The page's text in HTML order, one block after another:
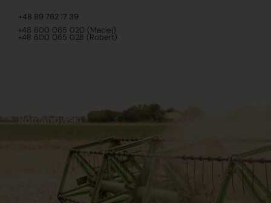
+48 89 762 17 39
+48 600 065 020 (Maciej)
+48 600 065 028 (Robert)
Romanowski
Sklep internetowy
Praca
Ubezpieczenia